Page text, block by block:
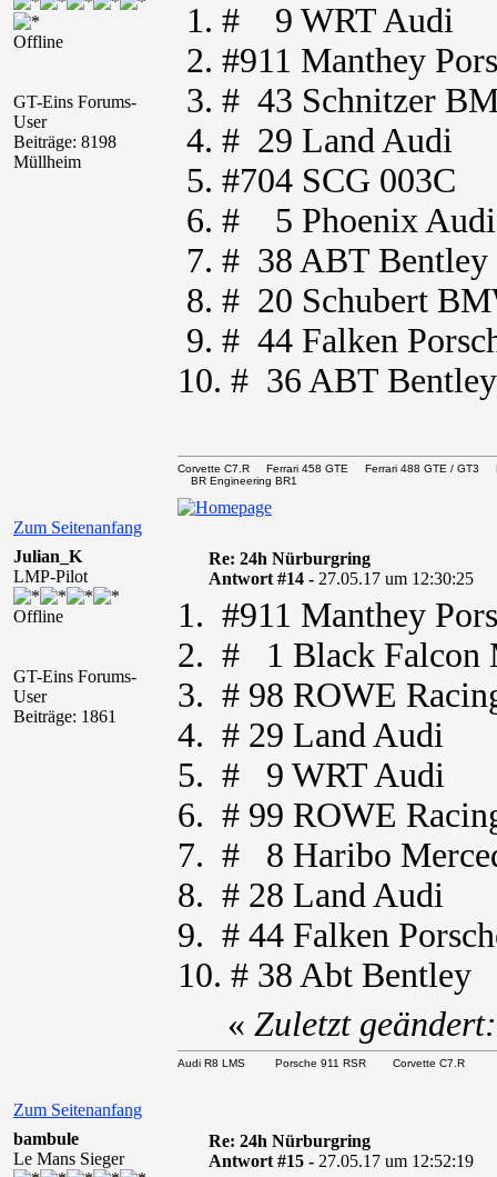
Offline
GT-Eins Forums-
User
Beiträge: 8198
Müllheim
1. # 9 WRT Audi
2. #911 Manthey
3. # 43 Schnitzer
4. # 29 Land Audi
5. #704 SCG 003C
6. # 5 Phoenix Audi
7. # 38 ABT Bentley
8. # 20 Schubert
9. # 44 Falken
10. # 36 ABT Bentley
Zum Seitenanfang
Corvette C7.R Ferrari 458 GTE Ferrari 488 GTE /
BR Engineering BR1
Julian_K
LMP-Pilot
Offline
GT-Eins Forums-
User
Beiträge: 1861
Re: 24h Nürburgring
Antwort #14 - 27.05.17 um 12:30:25
1. #911 Manthey
2. # 1 Black Falcon
3. # 98 ROWE
4. # 29 Land Audi
5. # 9 WRT Audi
6. # 99 ROWE
7. # 8 Haribo
8. # 28 Land Audi
9. # 44 Falken
10. # 38 Abt Bentley
Zum Seitenanfang
« Zuletzt
Audi R8 LMS Porsche 911 RSR Corvette C7.R
bambule
Le Mans Sieger
Re: 24h Nürburgring
Antwort #15 - 27.05.17 um 12:52:19